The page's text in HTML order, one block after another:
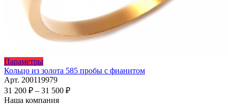
ПараметрыЭтот
товар
имеет
несколько
вариаций.
Кольцо из золота 585 пробы с фианитом
Арт. 200119979
31 200 ₽ – 31 500 ₽Диапазон
Наша компания